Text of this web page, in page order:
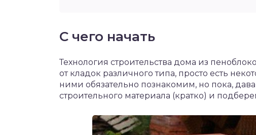
С чего начать
Технология строительства дома из
от кладок различного типа, просто есть
ними обязательно познакомим, но пока,
строительного материала (кратко) и